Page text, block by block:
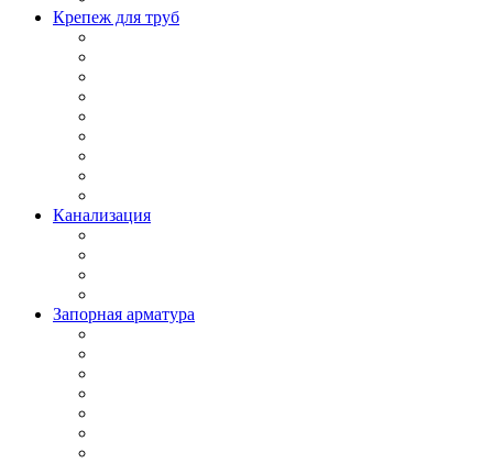
Крепеж для труб
Канализация
Запорная арматура